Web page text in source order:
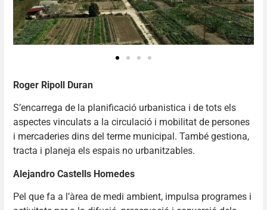
Roger Ripoll Duran
S’encarrega de la planificació urbanistica i de tots els
aspectes vinculats a la circulació i mobilitat de persones
i mercaderies dins del terme municipal. També gestiona,
tracta i planeja els espais no urbanitzables.
Alejandro Castells Homedes
Pel que fa a l’àrea de medi ambient, impuIsa programes i